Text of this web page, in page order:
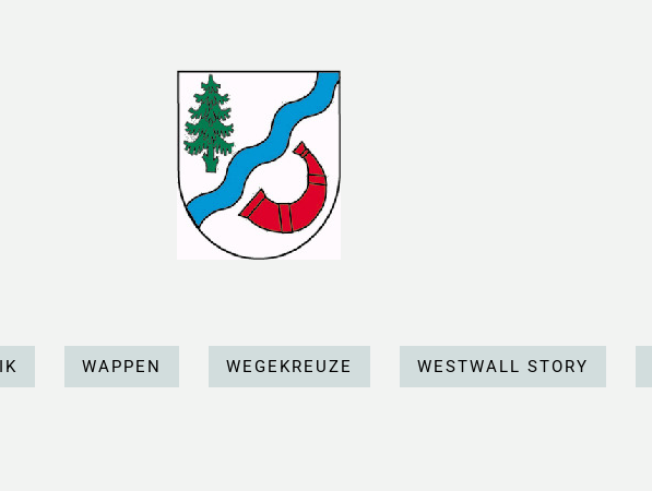
WAPPEN WEGEKREUZE WESTWALL STORY